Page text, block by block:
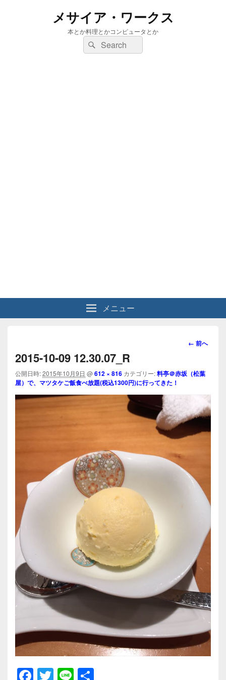
メサイア・ワークス
本とか料理とかコンピュータとか
検
索:
検
索
メニュー
画
ビ
ー
ョ
ン
← 前へ
2015-10-09 12.30.07_R
公開日時:2015年10月9日 @612 × 816 カテゴリー:料亭＠赤坂（松葉
屋）で、マツタケご飯食べ放題(税込1300円)に行ってきた！